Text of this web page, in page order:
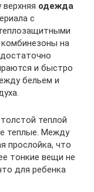
одежда
с
на
и быстро
бельем и
теплой
теплые. Между
прослойка, что
тонкие вещи не
для ребенка